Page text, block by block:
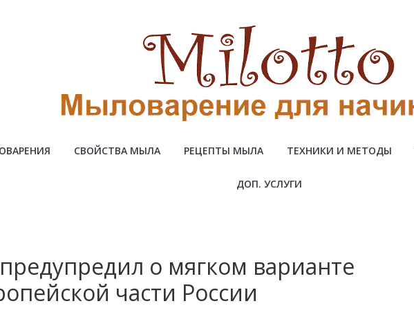
СВОЙСТВА МЫЛА РЕЦЕПТЫ МЫЛА ТЕХНИКИ И МЕТОДЫ
ДОП. УСЛУГИ
о мягком варианте
части России